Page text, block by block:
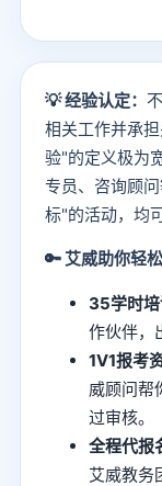
💡 经验认定：
相关工作并承
验"的定义极为
专员、咨询顾
标"的活动，均
🔑 艾威助你轻
35学时
作伙伴，
1V1报考
威顾问帮
过审核。
全程代报
艾威教务